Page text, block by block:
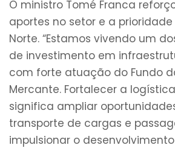
O ministro Tomé Franca
aportes no setor e a
Norte. “Estamos vivendo um
de investimento em
com forte atuação do Fundo
Mercante. Fortalecer a
significa ampliar
transporte de cargas e
impulsionar o